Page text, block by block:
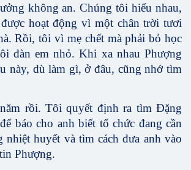
không an. Chúng tôi hiểu nhau,
hoạt động vì một chân trời tươi
Rồi, tôi vì mẹ chết mà phải bỏ học
đàn em nhỏ. Khi xa nhau Phượng
này, dù làm gì, ở đâu, cũng nhớ tìm
rồi. Tôi quyết định ra tìm Đặng
báo cho anh biết tổ chức đang cần
nhiệt huyết và tìm cách đưa anh vào
Phượng.